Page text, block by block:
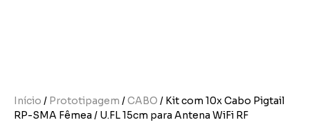
Início / Prototipagem /CABO / Kit com 10x Cabo Pigtail
RP-SMA Fêmea / U.FL 15cm para Antena WiFi RF